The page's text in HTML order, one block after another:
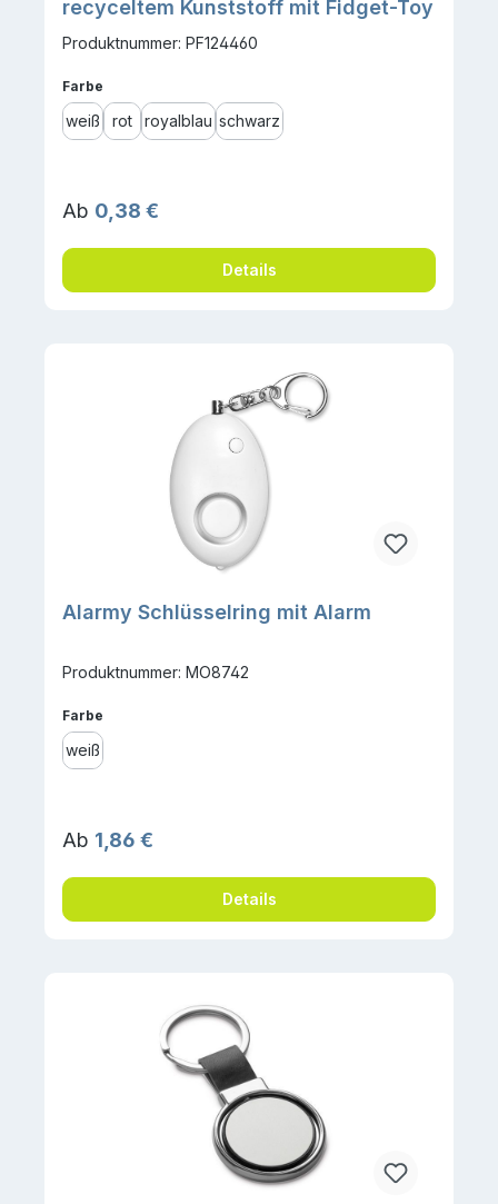
recyceltem Kunststoff mit Fidget-Toy
Produktnummer: PF124460
Farbe
weiß rot royalblau schwarz
Regulärer Preis:
Ab 0,38 €
Details
Alarmy Schlüsselring mit Alarm
Produktnummer: MO8742
Farbe
weiß
Regulärer Preis:
Ab 1,86 €
Details